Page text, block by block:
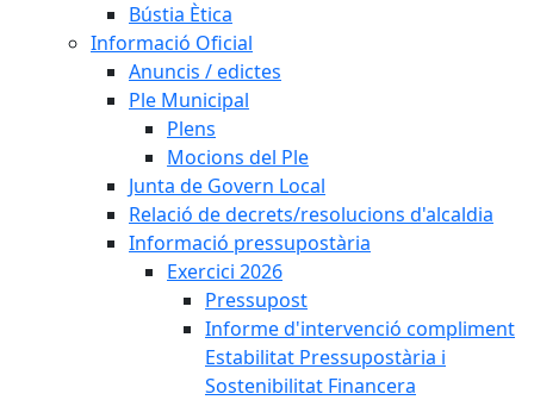
Bústia Ètica
Informació Oficial
Anuncis / edictes
Ple Municipal
Plens
Mocions del Ple
Junta de Govern Local
Relació de decrets/resolucions d'alcaldia
Informació pressupostària
Exercici 2026
Pressupost
Informe d'intervenció compliment
Estabilitat Pressupostària i
Sostenibilitat Financera